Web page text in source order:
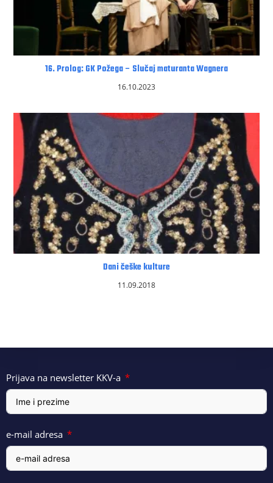
16. Prolog: GK Požega – Slučaj maturanta Wagnera
16.10.2023
Dani češke kulture
11.09.2018
Prijava na newsletter KKV-a
e-mail adresa